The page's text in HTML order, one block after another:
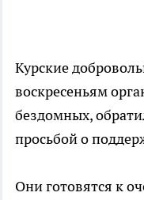
Курские
воскресеньям
бездомных,
просьбой о
Они готовятся к